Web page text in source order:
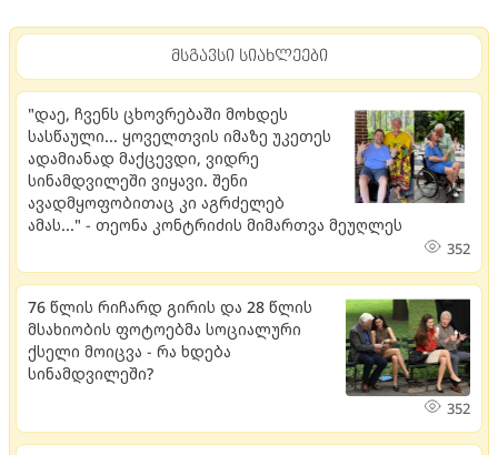
მსგავსი სიახლეები
"დაე, ჩვენს ცხოვრებაში მოხდეს
სასწაული... ყოველთვის იმაზე უკეთეს
ადამიანად მაქცევდი, ვიდრე
სინამდვილეში ვიყავი. შენი
ავადმყოფობითაც კი აგრძელებ
ამას..." - თეონა კონტრიძის მიმართვა მეუღლეს
352
76 წლის რიჩარდ გირის და 28 წლის
მსახიობის ფოტოებმა სოციალური
ქსელი მოიცვა - რა ხდება
სინამდვილეში?
352